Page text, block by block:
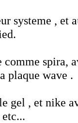
systeme , et
spira,
plaque wave .
gel , et nike